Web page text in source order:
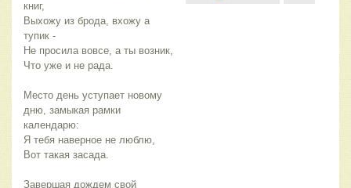
книг,
Выхожу из брода, вхожу а
тупик -
Не просила вовсе, а ты возник,
Что уже и не рада.
Место день уступает новому
дню, замыкая рамки
календарю:
Я тебя наверное не люблю,
Вот такая засада.
Завершая дождем свой